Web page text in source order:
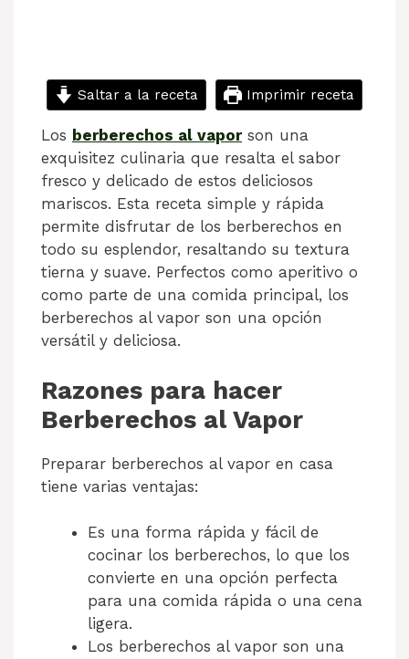
Saltar a la receta Imprimir receta
Los berberechos al vaporson una
exquisitez culinaria que resalta el sabor
fresco y delicado de estos deliciosos
mariscos. Esta receta simple y rápida
permite disfrutar de los berberechos en
todo su esplendor, resaltando su textura
tierna y suave. Perfectos como aperitivo o
como parte de una comida principal, los
berberechos al vapor son una opción
versátil y deliciosa.
Razones para hacer
Berberechos al Vapor
Preparar berberechos al vapor en casa
tiene varias ventajas:
Es una forma rápida y fácil de
cocinar los berberechos, lo que los
convierte en una opción perfecta
para una comida rápida o una cena
ligera.
Los berberechos al vapor son una